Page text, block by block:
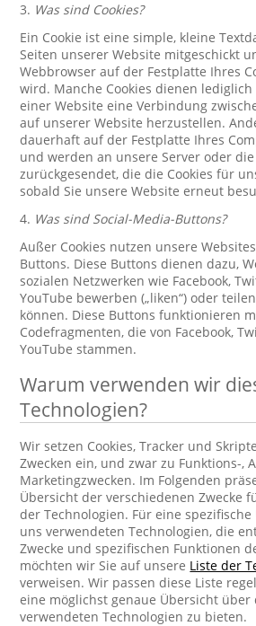
3. Was sind Cookies?
Ein Cookie ist eine simple, kleine
Seiten unserer Website mitgeschickt
Webbrowser auf der Festplatte Ihres
wird. Manche Cookies dienen lediglich
einer Website eine Verbindung
auf unserer Website herzustellen.
dauerhaft auf der Festplatte Ihres
und werden an unsere Server oder
zurückgesendet, die die Cookies für
sobald Sie unsere Website erneut
4. Was sind Social-Media-Buttons?
Außer Cookies nutzen unsere
Buttons. Diese Buttons dienen dazu,
sozialen Netzwerken wie Facebook,
YouTube bewerben („liken“) oder
können. Diese Buttons funktionieren
Codefragmenten, die von Facebook,
YouTube stammen.
Warum verwenden wir
Technologien?
Wir setzen Cookies, Tracker und
Zwecken ein, und zwar zu Funktions-,
Marketingzwecken. Im Folgenden
Übersicht der verschiedenen Zwecke
der Technologien. Für eine
uns verwendeten Technologien, die
Zwecke und spezifischen Funktionen
möchten wir Sie auf unsere Liste der
verweisen. Wir passen diese Liste
eine möglichst genaue Übersicht über
verwendeten Technologien zu bieten.